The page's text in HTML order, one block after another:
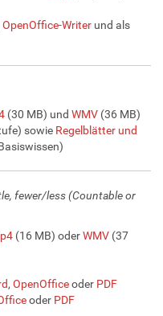
OpenOffice-Writer und als
(30 MB) und WMV (36 MB)
sowie Regelblätter und
fewer/less (Countable or
(16 MB) oderWMV (37
, OpenOfficeoder PDF
oder PDF